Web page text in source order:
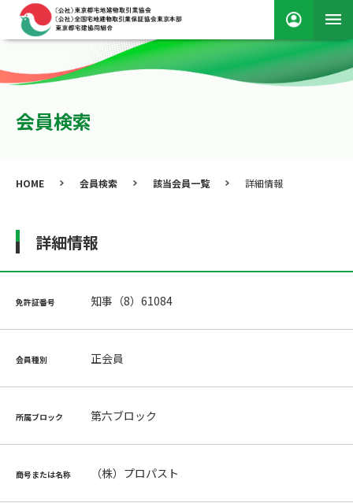
会員検索
HOME 会員検索 該当会員一覧 詳細情報
詳細情報
免許証番号 知事（8）61084
会員種別 正会員
所属ブロック 第六ブロック
商号または名称 （株）プロパスト